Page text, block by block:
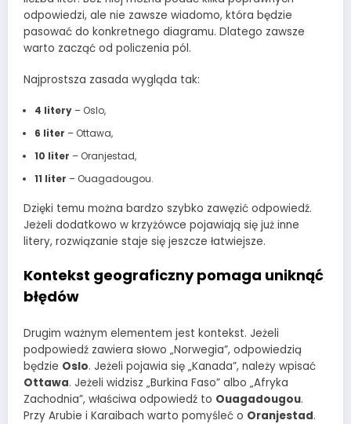
odpowiedzi, ale nie zawsze wiadomo, która będzie
pasować do konkretnego diagramu. Dlatego zawsze
warto zacząć od policzenia pól.
Najprostsza zasada wygląda tak:
4 litery– Oslo,
6 liter – Ottawa,
10 liter – Oranjestad,
11 liter – Ouagadougou.
Dzięki temu można bardzo szybko zawęzić odpowiedź.
Jeżeli dodatkowo w krzyżówce pojawiają się już inne
litery, rozwiązanie staje się jeszcze łatwiejsze.
Kontekst geograficzny pomaga uniknąć
błędów
Drugim ważnym elementem jest kontekst. Jeżeli
podpowiedź zawiera słowo „Norwegia”, odpowiedzią
będzie Oslo. Jeżeli pojawia się „Kanada”, należy wpisać
Ottawa. Jeżeli widzisz „Burkina Faso” albo „Afryka
Zachodnia”, właściwa odpowiedź to Ouagadougou.
Przy Arubie i Karaibach warto pomyśleć o Oranjestad.